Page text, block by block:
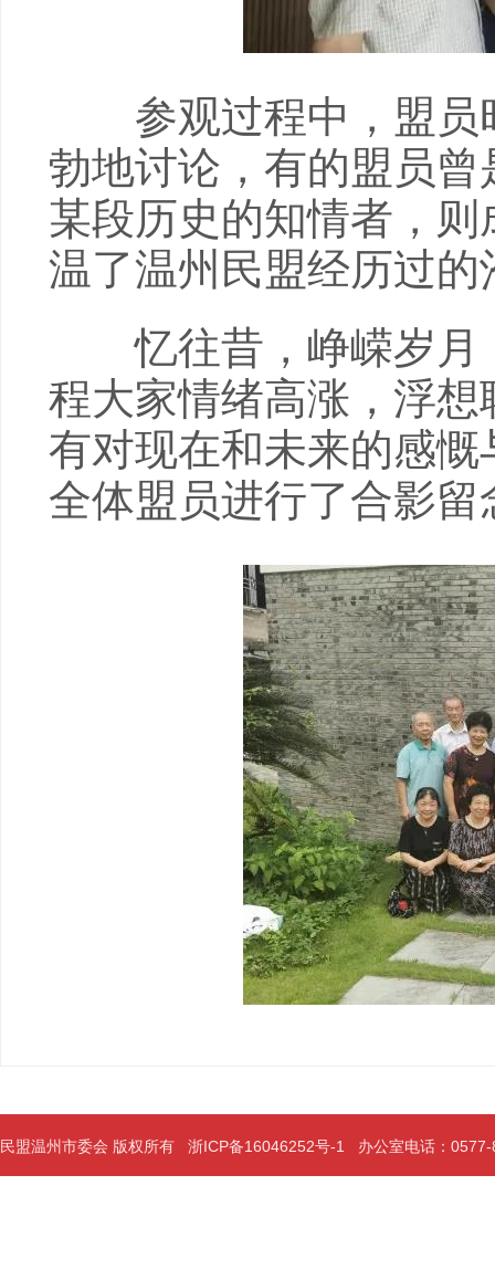
参观过程中，盟员
勃地讨论，有的盟员
某段历史的知情者，
温了温州民盟经历过
忆往昔，峥嵘岁月
程大家情绪高涨，浮
有对现在和未来的感
全体盟员进行了合影留
民盟温州市委会 版权所有 浙ICP备16046252号-1 办公室电话：